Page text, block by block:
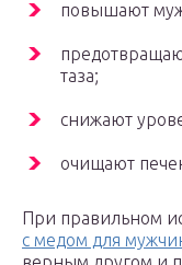
повышают
таза;
снижают
очищают
При правильном
с медом для